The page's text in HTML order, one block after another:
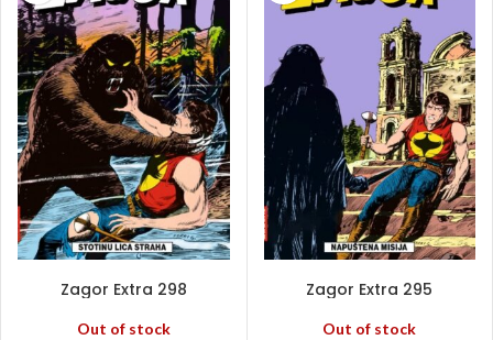
Zagor Extra 298
Out of stock
Zagor Extra 295
Out of stock